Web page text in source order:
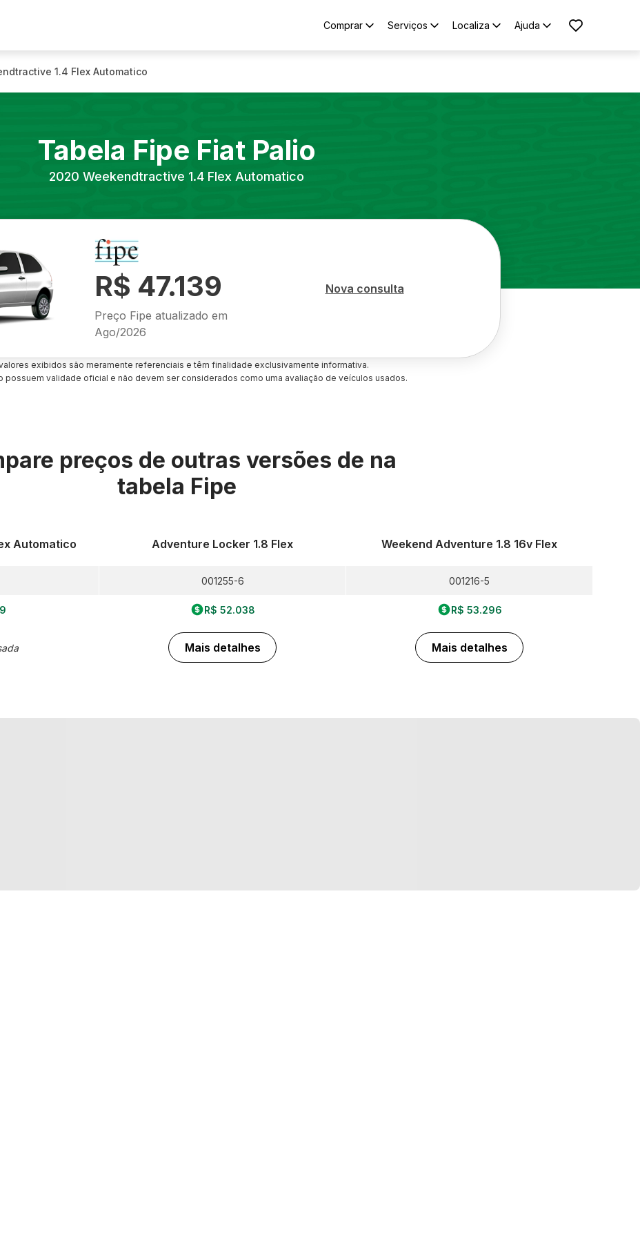
Comprar Serviços Localiza Ajuda
1.4 Flex Automatico
Tabela Fipe Fiat Palio
2020 Weekendtractive 1.4 Flex Automatico
R$ 47.139
Preço Fipe atualizado em
Ago/2026
Nova consulta
exibidos são meramente referenciais e têm finalidade exclusivamente informativa.
possuem validade oficial e não devem ser considerados como uma avaliação de veículos usados.
preços de outras versões de na
tabela Fipe
Automatico Adventure Locker 1.8 Flex
001255-6
R$ 52.038
Mais detalhes
Weekend Adventure 1.8 16v Flex
001216-5
R$ 53.296
Mais detalhes